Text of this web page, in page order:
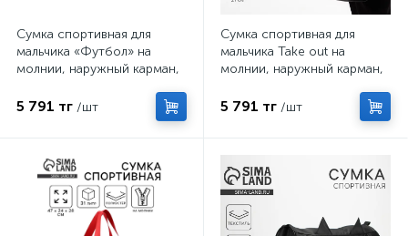
Сумка спортивная для
мальчика «Футбол» на
молнии, наружный карман,
5 791 тг /шт
Сумка спортивная для
мальчика Take out на
молнии, наружный карман,
5 791 тг /шт